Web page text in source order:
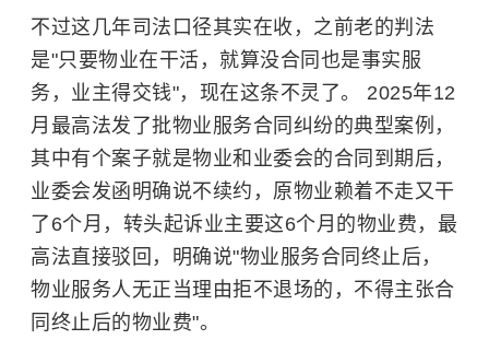
不过这几年司法口径其实在收，之前老的判法
是"只要物业在干活，就算没合同也是事实服
务，业主得交钱"，现在这条不灵了。 2025年12
月最高法发了批物业服务合同纠纷的典型案例，
其中有个案子就是物业和业委会的合同到期后，
业委会发函明确说不续约，原物业赖着不走又干
了6个月，转头起诉业主要这6个月的物业费，最
高法直接驳回，明确说"物业服务合同终止后，
物业服务人无正当理由拒不退场的，不得主张合
同终止后的物业费"。